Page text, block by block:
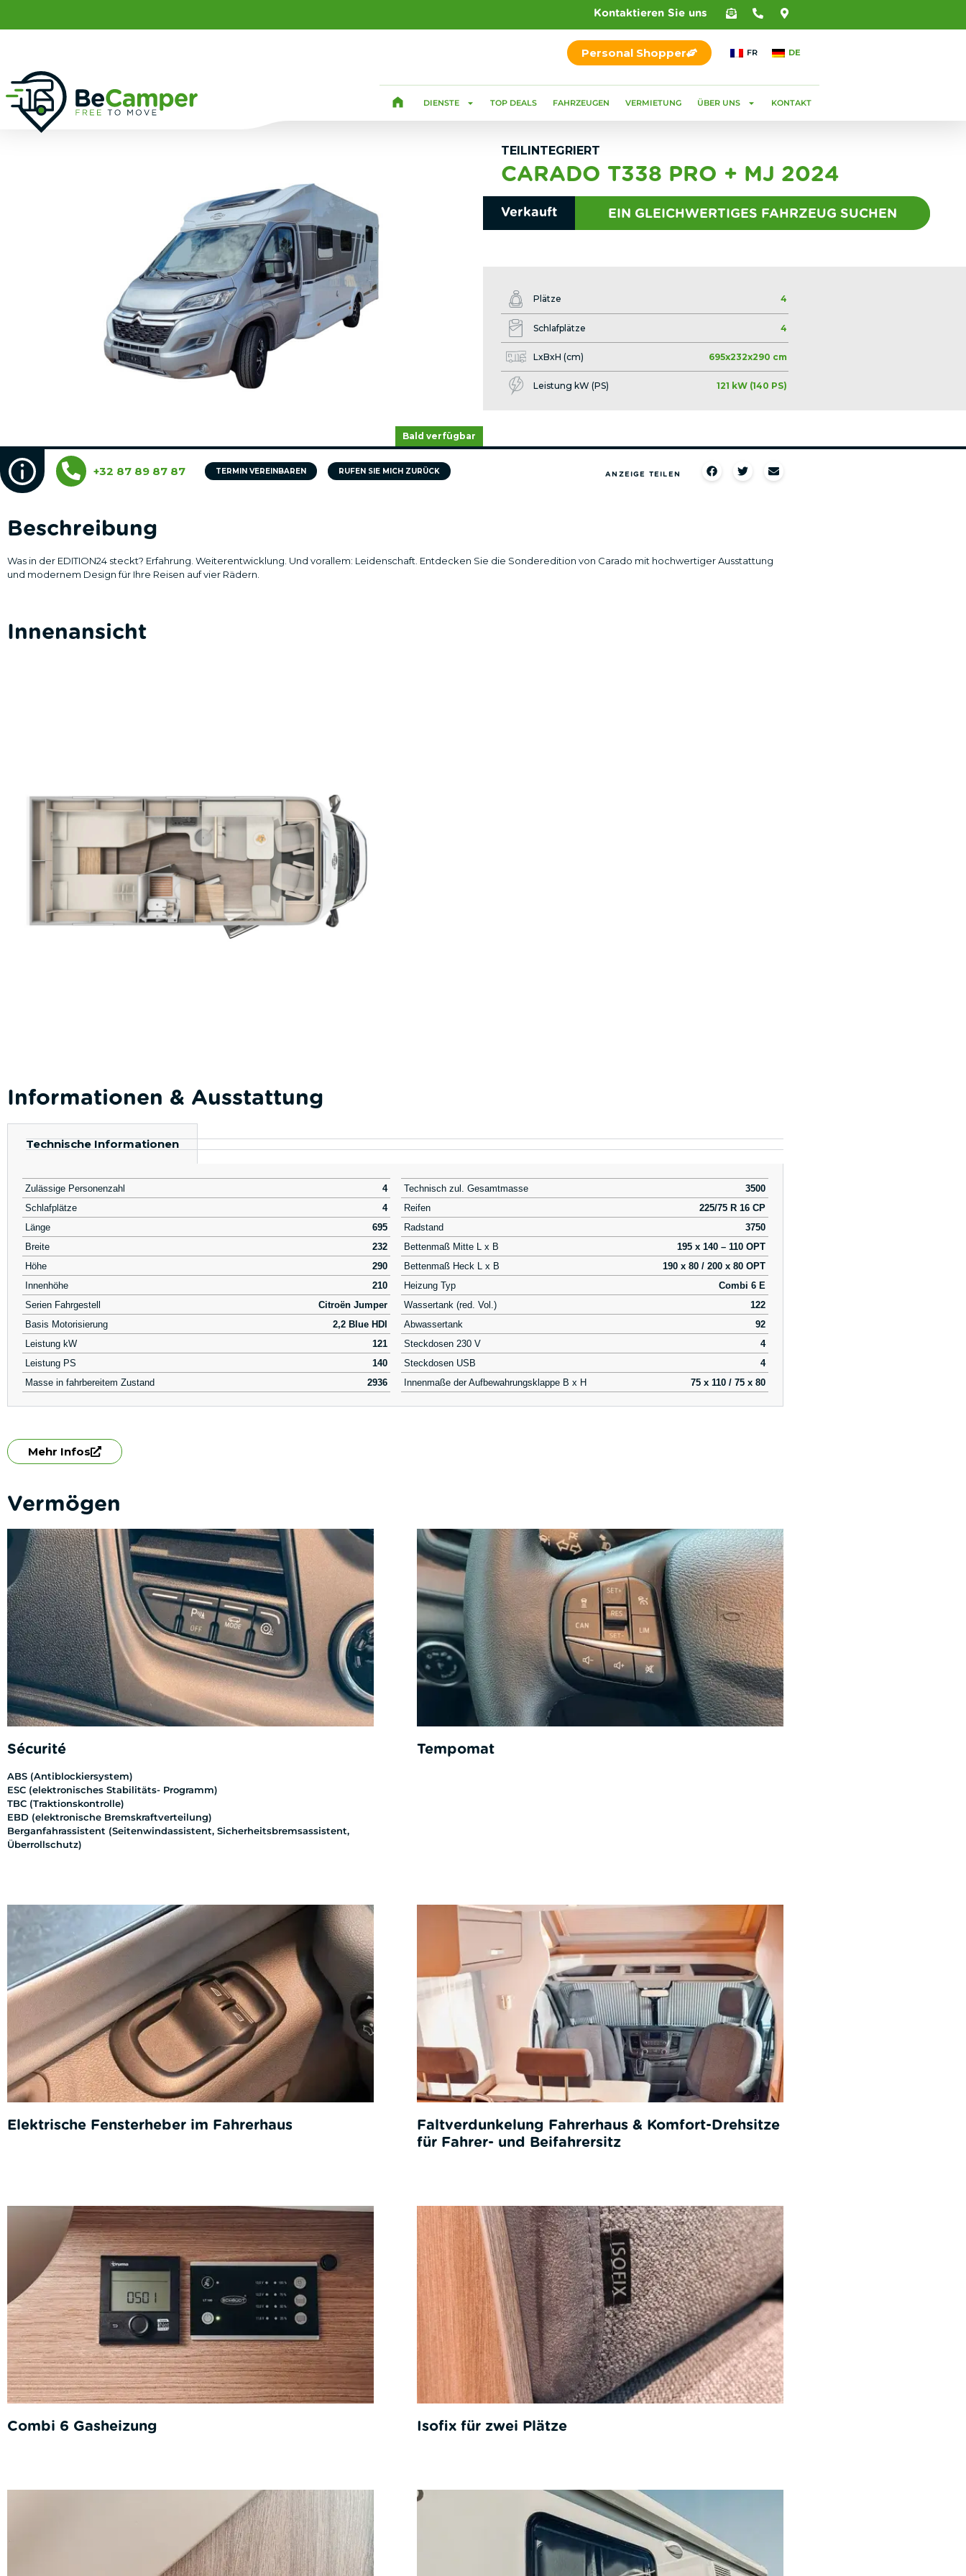
Kontaktieren Sie uns
Personal Shopper FR DE
DIENSTE TOP DEALS FAHRZEUGEN VERMIETUNG ÜBER UNS KONTAKT
Bald verfügbar
TEILINTEGRIERT
CARADO T338 PRO + MJ 2024
Verkauft EIN GLEICHWERTIGES FAHRZEUG SUCHEN
Plätze 4
Schlafplätze 4
LxBxH (cm) 695x232x290 cm
Leistung kW (PS) 121 kW (140 PS)
+32 87 89 87 87 TERMIN VEREINBAREN RUFEN SIE MICH ZURÜCK ANZEIGE TEILEN​
Beschreibung
Was in der EDITION24 steckt? Erfahrung. Weiterentwicklung. Und vorallem: Leidenschaft. Entdecken Sie die Sonderedition von Carado mit hochwertiger Ausstattung
und modernem Design für Ihre Reisen auf vier Rädern.
Innenansicht
Informationen & Ausstattung
Technische Informationen
Zulässige Personenzahl
4
Schlafplätze
4
Länge
695
Breite
232
Höhe
290
Innenhöhe
210
Serien Fahrgestell
Citroën Jumper
Basis Motorisierung
2,2 Blue HDI
Leistung kW
121
Leistung PS
140
Masse in fahrbereitem Zustand
2936
Technisch zul. Gesamtmasse
3500
Reifen
225/75 R 16 CP
Radstand
3750
Bettenmaß Mitte L x B
195 x 140 – 110 OPT
Bettenmaß Heck L x B
190 x 80 / 200 x 80 OPT
Heizung Typ
Combi 6 E
Wassertank (red. Vol.)
122
Abwassertank
92
Steckdosen 230 V
4
Steckdosen USB
4
Innenmaße der Aufbewahrungsklappe B x H
75 x 110 / 75 x 80
Mehr Infos
Vermögen
Sécurité
ABS (Antiblockiersystem)
ESC (elektronisches Stabilitäts- Programm)
TBC (Traktionskontrolle)
EBD (elektronische Bremskraftverteilung)
Berganfahrassistent (Seitenwindassistent, Sicherheitsbremsassistent,
Überrollschutz)
Tempomat
Elektrische Fensterheber im Fahrerhaus
Faltverdunkelung Fahrerhaus & Komfort-Drehsitze
für Fahrer- und Beifahrersitz
Combi 6 Gasheizung Isofix für zwei Plätze